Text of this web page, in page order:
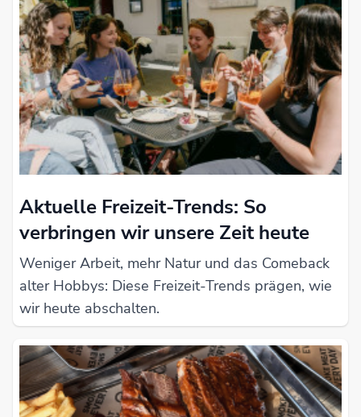
Aktuelle Freizeit-Trends: So
verbringen wir unsere Zeit heute
Weniger Arbeit, mehr Natur und das Comeback
alter Hobbys: Diese Freizeit-Trends prägen, wie
wir heute abschalten.